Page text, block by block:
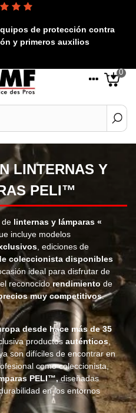
de protección contra
y primeros auxilios
0
LINTERNAS Y
PELI™
de linternas y lámparas «
incluye modelos
, ediciones de
coleccionista disponibles
ideal para disfrutar de
reconocidorendimiento de
muy competitivos.
desde hace más de 35
productos auténticos
son difíciles de encontrar en
como coleccionista,
PELI™,diseñadas
en los entornos